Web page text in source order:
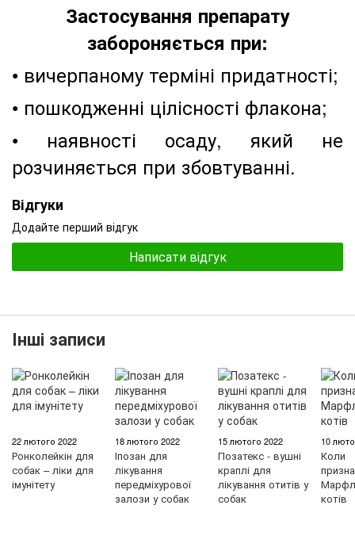
Застосування препарату
забороняється при:
• вичерпаному терміні придатності;
• пошкодженні цілісності флакона;
• наявності осаду, який не
розчиняється при збовтуванні.
Відгуки
Додайте перший відгук
Написати відгук
Інші записи
22 лютого 2022
Ронколейкін для
собак – ліки для
імунітету
18 лютого 2022
Іпозан для
лікування
передміхурової
залози у собак
15 лютого 2022
Позатекс - вушні
краплі для
лікування отитів у
собак
10
Коли
котів